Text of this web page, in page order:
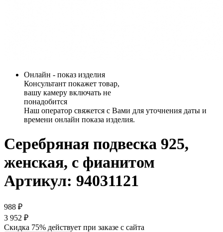
Онлайн - показ изделия
Консультант покажет товар,
вашу камеру включать не
понадобится
Наш оператор свяжется с Вами для уточнения даты и
времени онлайн показа изделия.
Серебряная подвеска 925,
женская, с фианитом
Артикул: 94031121
988 ₽
3 952 ₽
Скидка 75% действует при заказе с сайта